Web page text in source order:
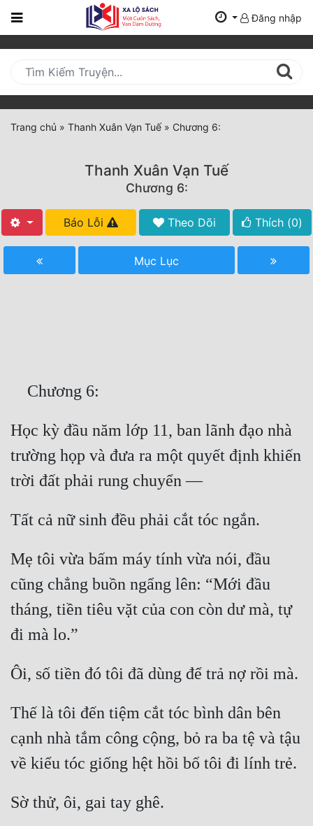
Trang
Mới
Cập
Nhật
(current)
Tất Cả
Truyện Convert
Truyện ngắn
Cung Đấu
Cạnh Kỹ
Cổ Tiên Hiệp
Cổ Đại
Du Hí
Dị Giới
Dị Năng
Góc Nhìn Nam
Đăng nhập
Trang chủ » Thanh Xuân Vạn Tuế » Chương 6:
Thanh Xuân Vạn Tuế
Chương 6:
Báo Lỗi Theo Dõi Thích (0)
Mục Lục
    Chương 6:
Học kỳ đầu năm lớp 11, ban lãnh đạo nhà
trường họp và đưa ra một quyết định khiến
trời đất phải rung chuyển —
Tất cả nữ sinh đều phải cắt tóc ngắn.
Mẹ tôi vừa bấm máy tính vừa nói, đầu
cũng chẳng buồn ngẩng lên: “Mới đầu
tháng, tiền tiêu vặt của con còn dư mà, tự
đi mà lo.”
Ôi, số tiền đó tôi đã dùng để trả nợ rồi mà.
Thế là tôi đến tiệm cắt tóc bình dân bên
cạnh nhà tắm công cộng, bỏ ra ba tệ và tậu
về kiểu tóc giống hệt hồi bố tôi đi lính trẻ.
Sờ thử, ôi, gai tay ghê.